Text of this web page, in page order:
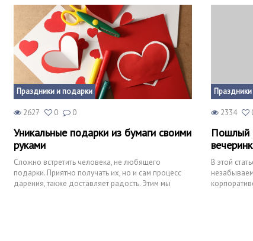
Праздники и подарки
2627 0 0
Уникальные подарки из бумаги своими
руками
Сложно встретить человека, не любящего
подарки. Приятно получать их, но и сам процесс
дарения, также доставляет радость. Этим мы
2334
Пошлый
В этой